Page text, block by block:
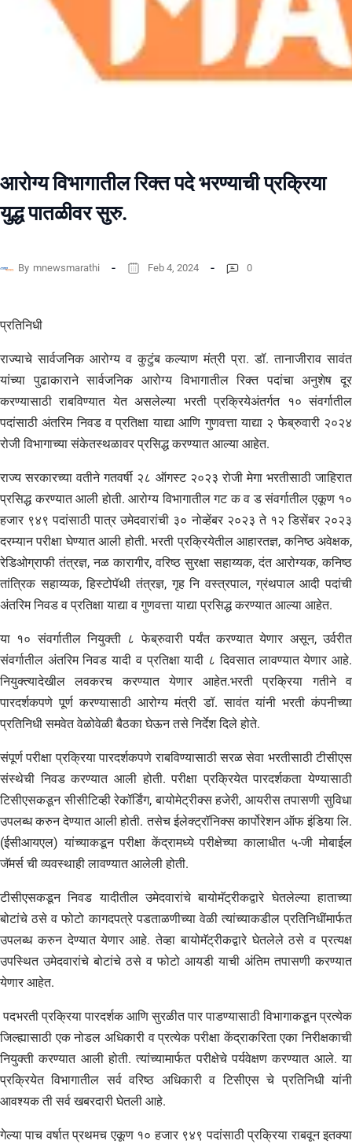
आरोग्य विभागातील रिक्त पदे भरण्याची प्रक्रिया
युद्ध पातळीवर सुरु.
By mnewsmarathi Feb 4, 2024 0
प्रतिनिधी
राज्याचे सार्वजनिक आरोग्य व कुटुंब कल्याण मंत्री प्रा. डॉ. तानाजीराव सावंत
यांच्या पुढाकाराने सार्वजनिक आरोग्य विभागातील रिक्त पदांचा अनुशेष दूर
करण्यासाठी राबविण्यात येत असलेल्या भरती प्रक्रियेअंतर्गत १० संवर्गातील
पदांसाठी अंतरिम निवड व प्रतिक्षा याद्या आणि गुणवत्ता याद्या २ फेब्रुवारी २०२४
रोजी विभागाच्या संकेतस्थळावर प्रसिद्ध करण्यात आल्या आहेत.
राज्य सरकारच्या वतीने गतवर्षी २८ ऑगस्ट २०२३ रोजी मेगा भरतीसाठी जाहिरात
प्रसिद्ध करण्यात आली होती. आरोग्य विभागातील गट क व ड संवर्गातील एकूण १०
हजार ९४९ पदांसाठी पात्र उमेदवारांची ३० नोव्हेंबर २०२३ ते १२ डिसेंबर २०२३
दरम्यान परीक्षा घेण्यात आली होती. भरती प्रक्रियेतील आहारतज्ञ, कनिष्ठ अवेक्षक,
रेडिओग्राफी तंत्रज्ञ, नळ कारागीर, वरिष्ठ सुरक्षा सहाय्यक, दंत आरोग्यक, कनिष्ठ
तांत्रिक सहाय्यक, हिस्टोपॅथी तंत्रज्ञ, गृह नि वस्त्रपाल, ग्रंथपाल आदी पदांची
अंतरिम निवड व प्रतिक्षा याद्या व गुणवत्ता याद्या प्रसिद्ध करण्यात आल्या आहेत.
या १० संवर्गातील नियुक्ती ८ फेब्रुवारी पर्यंत करण्यात येणार असून, उर्वरीत
संवर्गातील अंतरिम निवड यादी व प्रतिक्षा यादी ८ दिवसात लावण्यात येणार आहे.
नियुक्त्यादेखील लवकरच करण्यात येणार आहेत.भरती प्रक्रिया गतीने व
पारदर्शकपणे पूर्ण करण्यासाठी आरोग्य मंत्री डॉ. सावंत यांनी भरती कंपनीच्या
प्रतिनिधी समवेत वेळोवेळी बैठका घेऊन तसे निर्देश दिले होते.
संपूर्ण परीक्षा प्रक्रिया पारदर्शकपणे राबविण्यासाठी सरळ सेवा भरतीसाठी टीसीएस
संस्थेची निवड करण्यात आली होती. परीक्षा प्रक्रियेत पारदर्शकता येण्यासाठी
टिसीएसकडून सीसीटिव्ही रेकॉर्डिंग, बायोमेट्रीक्स हजेरी, आयरीस तपासणी सुविधा
उपलब्ध करुन देण्यात आली होती. तसेच ईलेक्ट्रॉनिक्स कार्पोरेशन ऑफ इंडिया लि.
(ईसीआयएल) यांच्याकडून परीक्षा केंद्रामध्ये परीक्षेच्या कालाधीत ५-जी मोबाईल
जॅमर्स ची व्यवस्थाही लावण्यात आलेली होती.
टीसीएसकडून निवड यादीतील उमेदवारांचे बायोमॅट्रीकद्वारे घेतलेल्या हाताच्या
बोटांचे ठसे व फोटो कागदपत्रे पडताळणीच्या वेळी त्यांच्याकडील प्रतिनिधींमार्फत
उपलब्ध करुन देण्यात येणार आहे. तेव्हा बायोमॅट्रीकद्वारे घेतलेले ठसे व प्रत्यक्ष
उपस्थित उमेदवारांचे बोटांचे ठसे व फोटो आयडी याची अंतिम तपासणी करण्यात
येणार आहेत.
पदभरती प्रक्रिया पारदर्शक आणि सुरळीत पार पाडण्यासाठी विभागाकडून प्रत्येक
जिल्ह्यासाठी एक नोडल अधिकारी व प्रत्येक परीक्षा केंद्राकरिता एका निरीक्षकाची
नियुक्ती करण्यात आली होती. त्यांच्यामार्फत परीक्षेचे पर्यवेक्षण करण्यात आले. या
प्रक्रियेत विभागातील सर्व वरिष्ठ अधिकारी व टिसीएस चे प्रतिनिधी यांनी
आवश्यक ती सर्व खबरदारी घेतली आहे.
गेल्या पाच वर्षात प्रथमच एकूण १० हजार ९४९ पदांसाठी प्रक्रिया राबवून इतक्या